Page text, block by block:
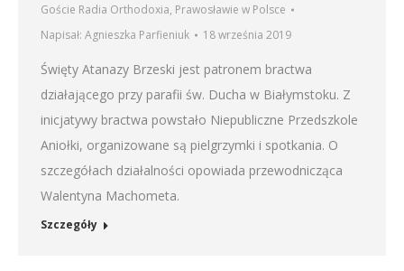
Goście Radia Orthodoxia, Prawosławie w Polsce
Napisał: Agnieszka Parfieniuk 18 września 2019
Święty Atanazy Brzeski jest patronem bractwa
działającego przy parafii św. Ducha w Białymstoku. Z
inicjatywy bractwa powstało Niepubliczne Przedszkole
Aniołki, organizowane są pielgrzymki i spotkania. O
szczegółach działalności opowiada przewodnicząca
Walentyna Machometa.
Szczegóły